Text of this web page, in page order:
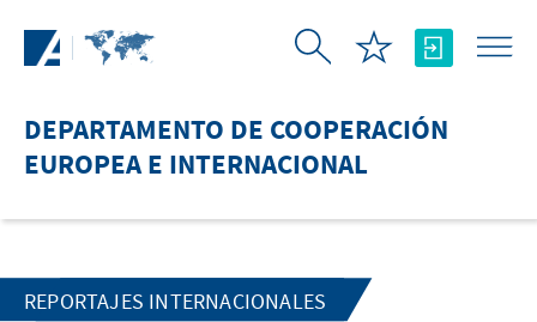
DEPARTAMENTO DE COOPERACIÓN
EUROPEA E INTERNACIONAL
REPORTAJES INTERNACIONALES